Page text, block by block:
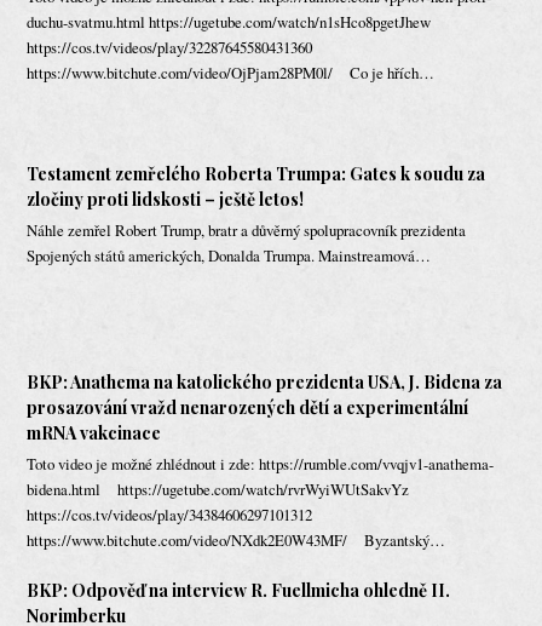
duchu-svatmu.html https://ugetube.com/watch/n1sHco8pgetJhew
https://cos.tv/videos/play/32287645580431360
https://www.bitchute.com/video/OjPjam28PM0l/ Co je hřích…
Testament zemřelého Roberta Trumpa: Gates k soudu za
zločiny proti lidskosti – ještě letos!
Náhle zemřel Robert Trump, bratr a důvěrný spolupracovník prezidenta
Spojených států amerických, Donalda Trumpa. Mainstreamová…
BKP: Anathema na katolického prezidenta USA, J. Bidena za
prosazování vražd nenarozených dětí a experimentální
mRNA vakcinace
Toto video je možné zhlédnout i zde: https://rumble.com/vvqjv1-anathema-
bidena.html https://ugetube.com/watch/rvrWyiWUtSakvYz
https://cos.tv/videos/play/34384606297101312
https://www.bitchute.com/video/NXdk2E0W43MF/ Byzantský…
BKP: Odpověď na interview R. Fuellmicha ohledně II.
Norimberku